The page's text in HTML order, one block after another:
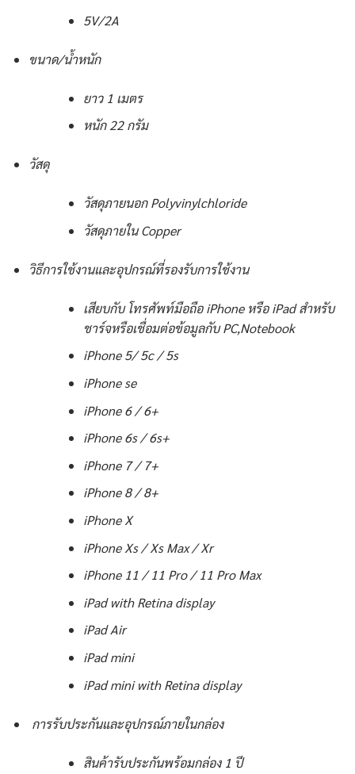
5V/2A
ขนาด/น้ำหนัก
ยาว 1 เมตร
หนัก 22 กรัม
วัสดุ
วัสดุภายนอก Polyvinylchloride
วัสดุภายใน Copper
วิธีการใช้งานและอุปกรณ์ที่รองรับการใช้งาน
เสียบกับ โทรศัพท์มือถือ iPhone หรือ iPad สำหรับ
ชาร์จหรือเชื่อมต่อข้อมูลกับ PC,Notebook
iPhone 5/ 5c / 5s
iPhone se
iPhone 6 / 6+
iPhone 6s / 6s+
iPhone 7 / 7+
iPhone 8 / 8+
iPhone X
iPhone Xs / Xs Max / Xr
iPhone 11 / 11 Pro / 11 Pro Max
iPad with Retina display
iPad Air
iPad mini
iPad mini with Retina display
การรับประกันและอุปกรณ์ภายในกล่อง
สินค้ารับประกันพร้อมกล่อง 1 ปี